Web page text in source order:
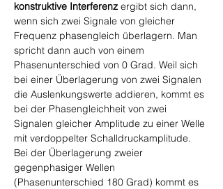
konstruktive Interferenz ergibt sich dann,
wenn sich zwei Signale von gleicher
Frequenz phasengleich überlagern. Man
spricht dann auch von einem
Phasenunterschied von 0 Grad. Weil sich
bei einer Überlagerung von zwei Signalen
die Auslenkungswerte addieren, kommt es
bei der Phasengleichheit von zwei
Signalen gleicher Amplitude zu einer Welle
mit verdoppelter Schalldruckamplitude.
Bei der Überlagerung zweier
gegenphasiger Wellen
(Phasenunterschied 180 Grad) kommt es